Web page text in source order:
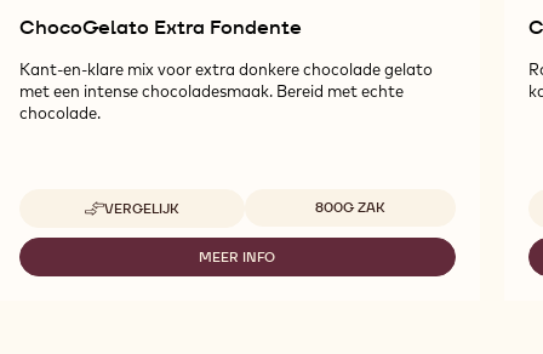
ChocoGelato Extra Fondente
Kant-en-klare mix voor extra donkere chocolade gelato
met een intense chocoladesmaak. Bereid met echte
chocolade.
VERGELIJK
-
CHOCOGELATO
FONDENTE
Beschikbare maten
800G ZAK
MEER INFO
-